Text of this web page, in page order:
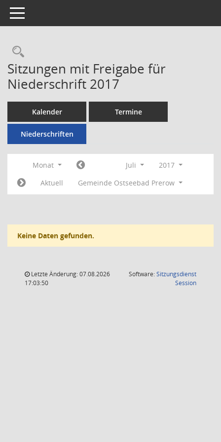
Toggle navigation
Rechercheauswahl
Sitzungen mit Freigabe für
Niederschrift 2017
Kalender Termine
Niederschriften
Monat Juli
2017
Aktuell
Gemeinde Ostseebad Prerow
Keine Daten gefunden.
Letzte Änderung: 07.08.2026
17:03:50
Software:Sitzungsdienst
Session(Wird in